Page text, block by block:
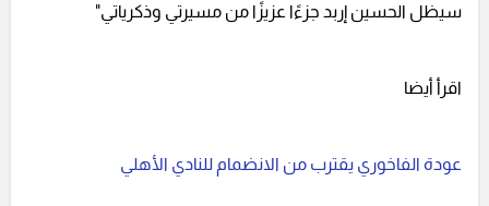
سيظل الحسين إربد جزءًا عزيزًا من مسيرتي وذكرياتي"
اقرأ أيضا
عودة الفاخوري يقترب من الانضمام للنادي الأهلي